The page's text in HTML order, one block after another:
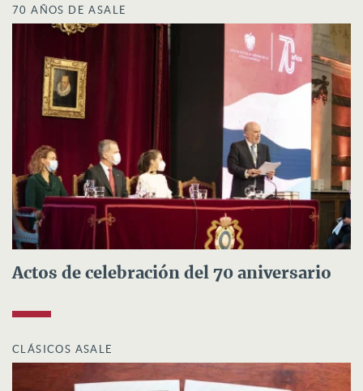
70 AÑOS DE ASALE
Actos de celebración del 70 aniversario
CLÁSICOS ASALE